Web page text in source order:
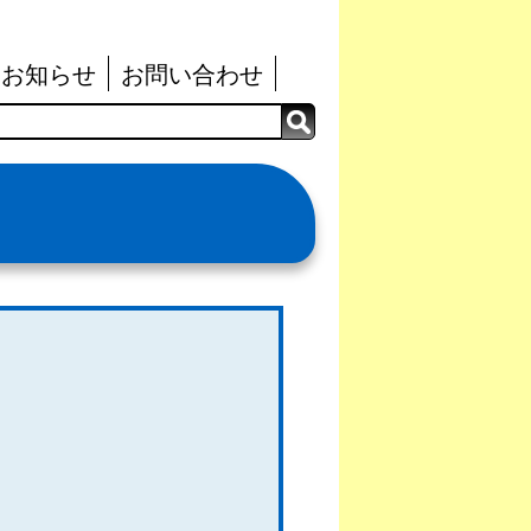
お知らせ お問い合わせ